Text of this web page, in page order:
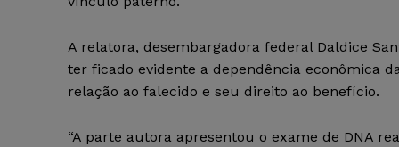
A relatora, desembargadora federal Daldice
ter ficado evidente a dependência econômica
relação ao falecido e seu direito ao benefício.
“A parte autora apresentou o exame de DNA